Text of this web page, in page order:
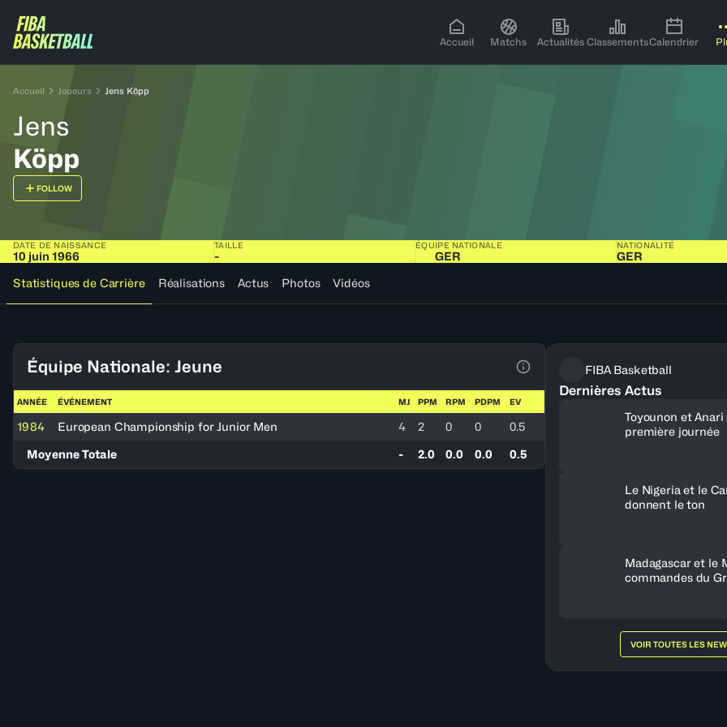
Accueil Matchs Actualités ClassementsCalendrier
Accueil Joueurs Jens Köpp
Jens
Köpp
FOLLOW
DATE DE NAISSANCE
10 juin 1966
TAILLE
-
ÉQUIPE NATIONALE
GER
NATIONALITÉ
GER
Statistiques de Carrière
Réalisations Actus Photos Vidéos
Équipe Nationale: Jeune
Voir la Légende du Tableau
ANNÉE ÉVÉNEMENT MJ PPM RPM PDPM EV
1984 European Championship for Junior Men 4 2 0 0
0.5
Moyenne Totale
- 2.0 0.0 0.0 0.5
FIBA Basketball
Dernières Actus
Toyounon et
première journée
Le Nigeria et le
donnent le ton
Madagascar et le
commandes du
VOIR TOUTES LES